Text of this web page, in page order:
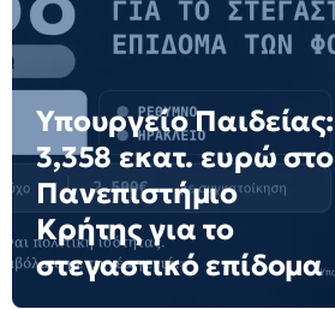
Υπουργείο Παιδείας:
3,358 εκατ. ευρώ στο
Πανεπιστήμιο
Κρήτης για το
στεγαστικό επίδομα